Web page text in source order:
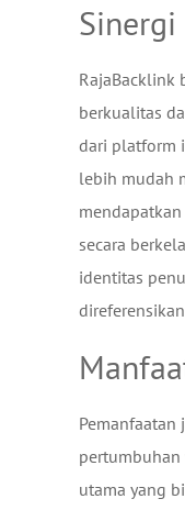
RajaBacklink
berkualitas
dari platform
lebih mudah
secara
identitas
utama yang